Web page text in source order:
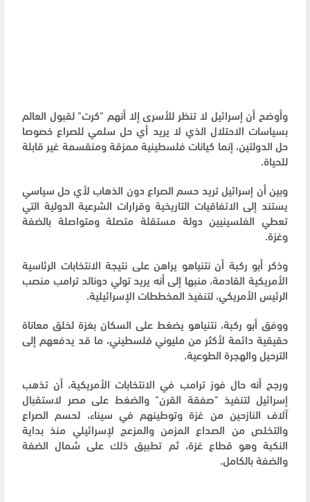
وأوضح أن إسرائيل لا تنظر للأسرى إلا أنهم "كرت" لقبول العالم
بسياسات الاحتلال الذي لا يريد أي حل سلمي للصراع خصوصا
حل الدولتين، إنما كيانات فلسطينية ممزقة ومنقسمة غير قابلة
للحياة.
وبين أن إسرائيل تريد حسم الصراع دون الذهاب لأي حل سياسي
يستند إلى الاتفاقيات التاريخية وقرارات الشرعية الدولية التي
تعطي الفلسينيين دولة مستقلة متصلة ومتواصلة بالضفة
وغزة.
وذكر أبو ركبة أن نتنياهو يراهن على نتيجة الانتخابات الرئاسية
الأمريكية القادمة، منبها إلى أنه يريد تولي دونالد ترامب منصب
الرئيس الأمريكي، لتنفيذ المخططات الإسرائيلية.
ووفق أبو ركبة، نتنياهو يضغط على السكان بغزة لخلق معاناة
حقيقية دائمة لأكثر من مليوني فلسطيني، ما قد يدفعهم إلى
الترحيل والهجرة الطوعية.
ورجح أنه حال فوز ترامب في الانتخابات الأمريكية، أن تذهب
إسرائيل لتنفيذ "صفقة القرن" والضغط على مصر لاستقبال
آلاف النازحين من غزة وتوطينهم في سيناء، لحسم الصراع
والتخلص من الصداع المزمن والمزعج لإسرائيلي منذ بداية
النكبة وهو قطاع غزة، ثم تطبيق ذلك على شمال الضفة
والضفة بالكامل.